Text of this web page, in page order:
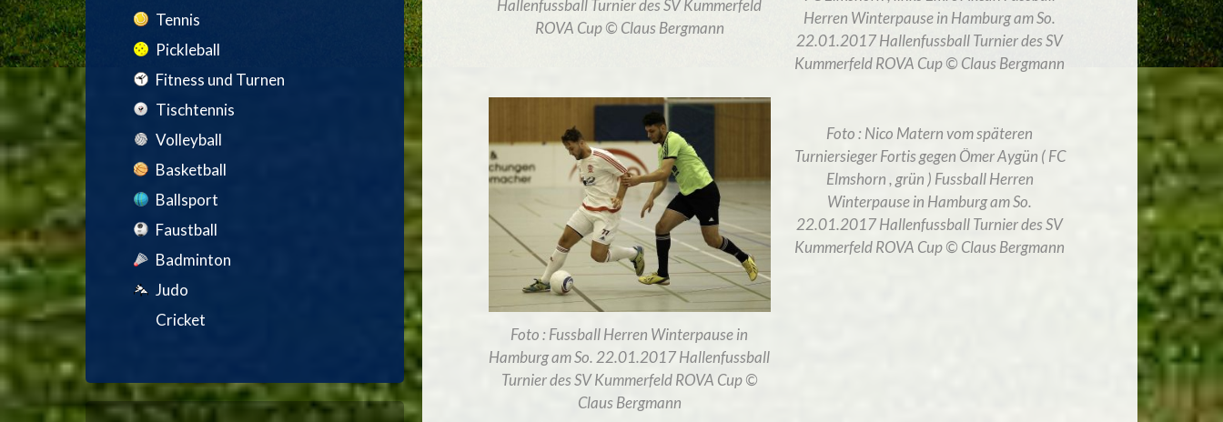
Tennis
Pickleball
Fitness und Turnen
Tischtennis
Volleyball
Basketball
Ballsport
Faustball
Badminton
Judo
Cricket
Hallenfussball Turnier des SV Kummerfeld
ROVA Cup © Claus Bergmann
Herren Winterpause in Hamburg am So.
22.01.2017 Hallenfussball Turnier des SV
Kummerfeld ROVA Cup © Claus Bergmann
Foto : Fussball Herren Winterpause in
Hamburg am So. 22.01.2017 Hallenfussball
Turnier des SV Kummerfeld ROVA Cup ©
Claus Bergmann
Foto : Nico Matern vom späteren
Turniersieger Fortis gegen Ömer Aygün ( FC
Elmshorn , grün ) Fussball Herren
Winterpause in Hamburg am So.
22.01.2017 Hallenfussball Turnier des SV
Kummerfeld ROVA Cup © Claus Bergmann